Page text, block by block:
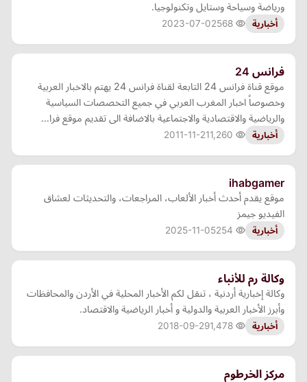
ورياضة وسياحة وستايل وتكنولوجيا.
أخبارية 2023-07-02
فرانس 24
موقع قناة فرانس 24 التابعة لقناة فرانس 24 يهتم بالاخبار العربية
وخصوصاً اخبار المغرب العربي في جميع التخصصات السياسية
والرياضية والاقتصادية والاجتماعية بالاضافة الى تقديم موقع فرا…
أخبارية 2011-11-21
ihabgamer
موقع يقدم أحدث أخبار الألعاب، المراجعات، والتحديثات لعشاق
الفيديو جيمز
أخبارية 2025-11-05
وكالة رم للأنباء
وكالة إخبارية أردنية ، تنقل لكم الأخبار المحلية في الأردن والمحافظات
وأبرز الأخبار العربية والدولية و أخبار الرياضية والاقتصاد.
أخبارية 2018-09-29
مركز الخرطوم